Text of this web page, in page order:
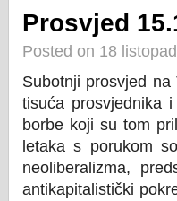
Prosvjed
Posted on 18
Subotnji prosvjed
tisuća prosvjednika
borbe koji su tom
letaka s porukom
neoliberalizma,
antikapitalistički